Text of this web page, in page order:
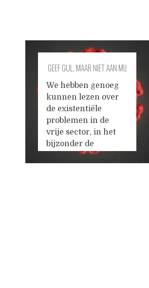
GEEF GUL, MAAR NIET AAN MIJ
We hebben genoeg
kunnen lezen over
de existentiële
problemen in de
vrije sector, in het
bijzonder de
culturele vrije